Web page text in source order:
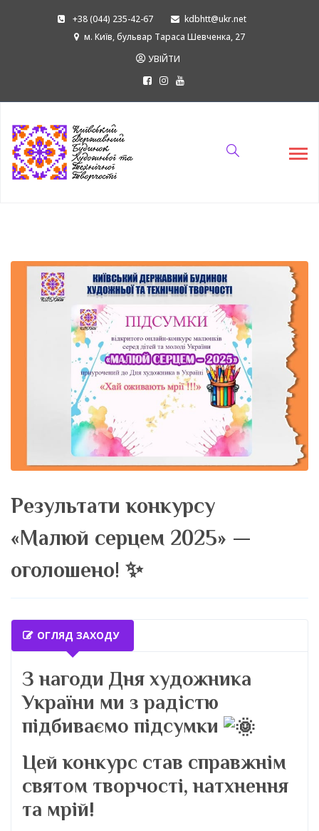
+38 (044) 235-42-67
kdbhtt@ukr.net
м. Київ, бульвар Тараса Шевченка, 27
УВІЙТИ
Результати конкурсу
«Малюй серцем 2025» —
оголошено! ✨
ОГЛЯД ЗАХОДУ
З нагоди Дня художника
України ми з радістю
підбиваємо підсумки
Цей конкурс став справжнім
святом творчості, натхнення
та мрій!